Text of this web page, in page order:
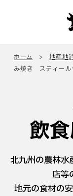
ホーム >地産地
み焼き スティール
飲
北九州の農林水
店等
地元の食材の